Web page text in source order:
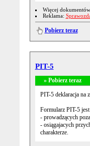
Więcej
Reklama:
Pobierz teraz
PIT-5
» Pobierz teraz
PIT-5 deklaracja na
Formularz PIT-5
- prowadzących
- osiągajacych
charakterze.